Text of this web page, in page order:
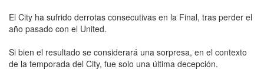
El City ha sufrido derrotas consecutivas en la Final, tras perder el
año pasado con el United.
Si bien el resultado se considerará una sorpresa, en el contexto
de la temporada del City, fue solo una última decepción.